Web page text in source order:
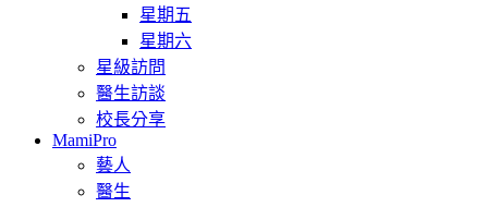
星期五
星期六
星級訪問
醫生訪談
校長分享
MamiPro
藝人
醫生